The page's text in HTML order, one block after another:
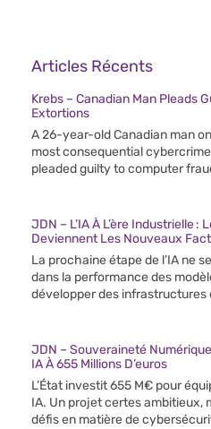
Articles Récents
Krebs – Canadian Man Pleads
Extortions
A 26-year-old Canadian man
most consequential
pleaded guilty to computer
JDN – L’IA À L’ère Industrielle
Deviennent Les Nouveaux
La prochaine étape de l’IA ne
dans la performance des
développer des infrastructures
JDN – Souveraineté
IA À 655 Millions D’euros
L’État investit 655 M€ pour
IA. Un projet certes ambitieux,
défis en matière de